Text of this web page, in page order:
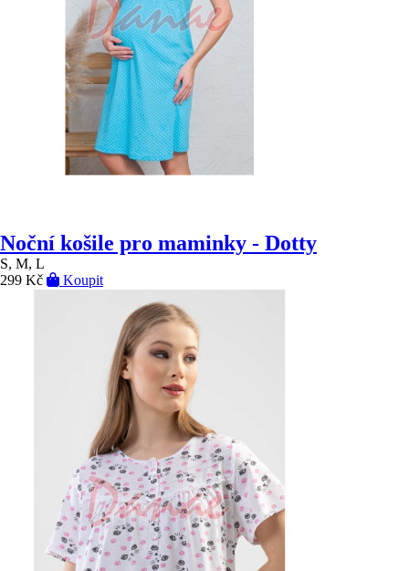
Noční košile pro maminky - Dotty
S, M, L
299 Kč
Koupit